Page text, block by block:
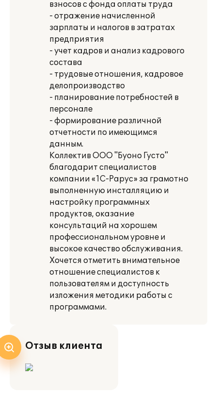
взносов с фонда оплаты труда
- отражение начисленной
зарплаты и налогов в затратах
предприятия
- учет кадров и анализ кадрового
состава
- трудовые отношения, кадровое
делопроизводство
- планирование потребностей в
персонале
- формирование различной
отчетности по имеющимся
данным.
Коллектив ООО "Буоно Густо"
благодарит специалистов
компании «1С-Рарус» за грамотно
выполненную инсталляцию и
настройку программных
продуктов, оказание
консультаций на хорошем
профессиональном уровне и
высокое качество обслуживания.
Хочется отметить внимательное
отношение специалистов к
пользователям и доступность
изложения методики работы с
программами.
Отзыв клиента